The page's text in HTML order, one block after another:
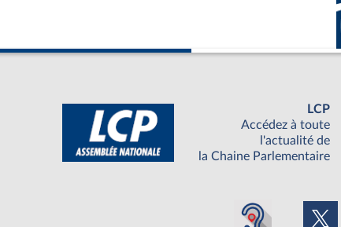
LCP
Accédez à toute
l'actualité de
la Chaine Parlementaire